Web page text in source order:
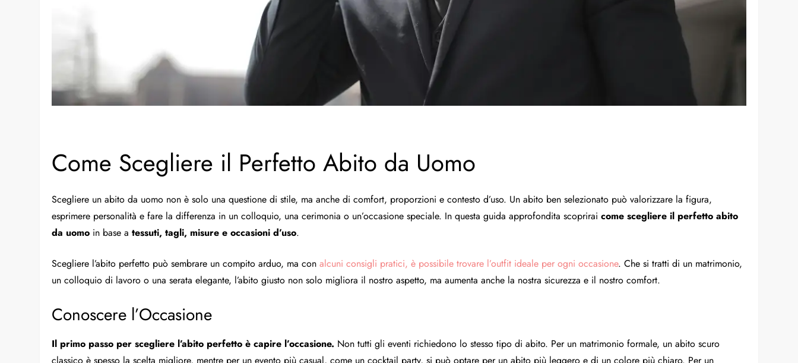
Come Scegliere il Perfetto Abito da Uomo
Scegliere un abito da uomo non è solo una questione di stile, ma anche di comfort, proporzioni e contesto d’uso. Un abito ben selezionato può valorizzare la figura,
esprimere personalità e fare la differenza in un colloquio, una cerimonia o un’occasione speciale. In questa guida approfondita scopriraicome scegliere il perfetto abito
da uomo in base atessuti, tagli, misure e occasioni d’uso.
Scegliere l’abito perfetto può sembrare un compito arduo, ma conalcuni consigli pratici, è possibile trovare l’outfit ideale per ogni occasione. Che si tratti di un matrimonio,
un colloquio di lavoro o una serata elegante, l’abito giusto non solo migliora il nostro aspetto, ma aumenta anche la nostra sicurezza e il nostro comfort.
Conoscere l’Occasione
Il primo passo per scegliere l’abito perfetto è capire l’occasione. Non tutti gli eventi richiedono lo stesso tipo di abito. Per un matrimonio formale, un abito scuro
classico è spesso la scelta migliore, mentre per un evento più casual, come un cocktail party, si può optare per un abito più leggero e di un colore più chiaro. Per un